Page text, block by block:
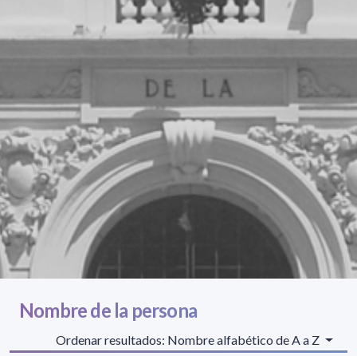
Nombre de la persona
Ordenar resultados: Nombre alfabético de A a Z